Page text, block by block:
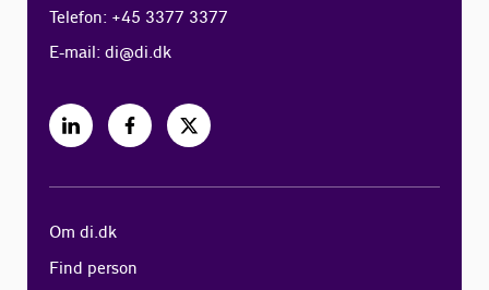
Telefon: +45 3377 3377
E-mail:di@di.dk
Om di.dk
Find person